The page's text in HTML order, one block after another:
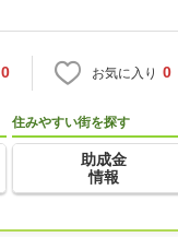
0 お気に入り 0
住みやすい街を探す
助成金
情報